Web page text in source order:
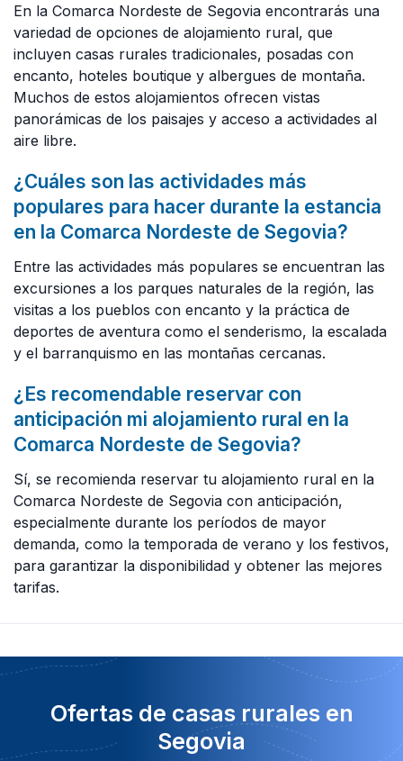
En la Comarca Nordeste de Segovia encontrarás una
variedad de opciones de alojamiento rural, que
incluyen casas rurales tradicionales, posadas con
encanto, hoteles boutique y albergues de montaña.
Muchos de estos alojamientos ofrecen vistas
panorámicas de los paisajes y acceso a actividades al
aire libre.
¿Cuáles son las actividades más
populares para hacer durante la estancia
en la Comarca Nordeste de Segovia?
Entre las actividades más populares se encuentran las
excursiones a los parques naturales de la región, las
visitas a los pueblos con encanto y la práctica de
deportes de aventura como el senderismo, la escalada
y el barranquismo en las montañas cercanas.
¿Es recomendable reservar con
anticipación mi alojamiento rural en la
Comarca Nordeste de Segovia?
Sí, se recomienda reservar tu alojamiento rural en la
Comarca Nordeste de Segovia con anticipación,
especialmente durante los períodos de mayor
demanda, como la temporada de verano y los festivos,
para garantizar la disponibilidad y obtener las mejores
tarifas.
Ofertas de casas rurales en
Segovia